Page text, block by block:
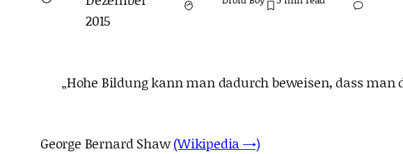
2015
„Hohe Bildung kann man dadurch beweisen, dass
George Bernard Shaw(Wikipedia →)